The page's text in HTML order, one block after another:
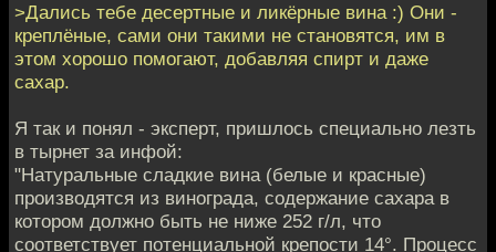
>Дались тебе десертные и ликёрные вина :) Они -
креплёные, сами они такими не становятся, им в
этом хорошо помогают, добавляя спирт и даже
сахар.
Я так и понял - эксперт, пришлось специально лезть
в тырнет за инфой:
"Натуральные сладкие вина (белые и красные)
производятся из винограда, содержание сахара в
котором должно быть не ниже 252 г/л, что
соответствует потенциальной крепости 14°. Процесс